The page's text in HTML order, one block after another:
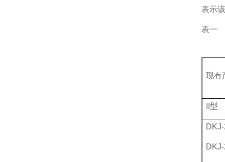
表示
表一
现有
II型